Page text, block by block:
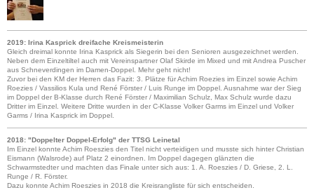
2019: Irina Kasprick dreifache Kreismeisterin
Gleich dreimal konnte Irina Kasprick als Siegerin bei den Senioren ausgezeichnet werden.
Neben dem Einzeltiltel auch mit Vereinspartner Olaf Skirde im Mixed und mit Andrea Puscher
aus Schneverdingen im Damen-Doppel. Mehr geht nicht!
Zuvor bei den KM der Herren das Fazit: 3. Plätze für Achim Roezies im Einzel sowie Achim
Roezies / Vassilios Kula und René Förster / Luis Runge im Doppel. Ausnahme war der Sieg
im Doppel der B-Klasse durch René Förster / Maximilian Schulz, Max Schulz wurde dazu
Dritter im Einzel. Weitere Dritte wurden in der C-Klasse Volker Garms im Einzel und Volker
Garms / Irina Kasprick im Doppel.
2018: "Doppelter Doppel-Erfolg" der TTSG Leinetal
Im Einzel konnte Achim Roeszies den Titel nicht verteidigen und musste sich hinter Christian
Eismann (Walsrode) auf Platz 2 einordnen. Im Doppel dagegen glänzten die
Schwarmstedter und machten das Finale unter sich aus: 1. A. Roeszies / D. Griese, 2. L.
Runge / R. Förster.
Dazu konnte Achim Roeszies in 2018 die Kreisrangliste für sich entscheiden.